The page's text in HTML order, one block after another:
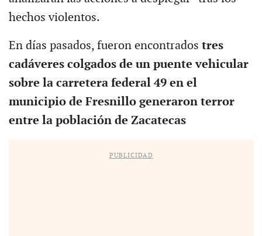
hechos violentos.
En días pasados, fueron encontrados tres
cadáveres colgados de un puente vehicular
sobre la carretera federal 49 en el
municipio de Fresnillo generaron terror
entre la población de Zacatecas
PUBLICIDAD